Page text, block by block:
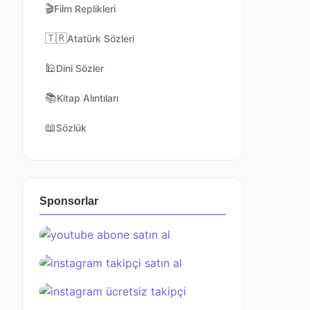
🎬Film Replikleri
🇹🇷Atatürk Sözleri
🕌Dini Sözler
📚Kitap Alıntıları
📖Sözlük
Sponsorlar